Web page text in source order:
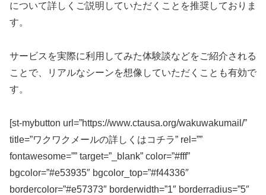
について詳しくご説明していただくことを推奨しておりま
す。
サービスを実際に利用してみた体験談などをご紹介される
ことで、リアルなシーンを想像していただくことも有効で
す。
[st-mybutton url=”https://www.ctausa.org/wakuwakumail/”
title=”ワクワクメールの詳しくはコチラ” rel=””
fontawesome=”” target=”_blank” color=”#fff”
bgcolor=”#e53935″ bgcolor_top=”#f44336″
bordercolor=”#e57373″ borderwidth=”1″ borderradius=”5″